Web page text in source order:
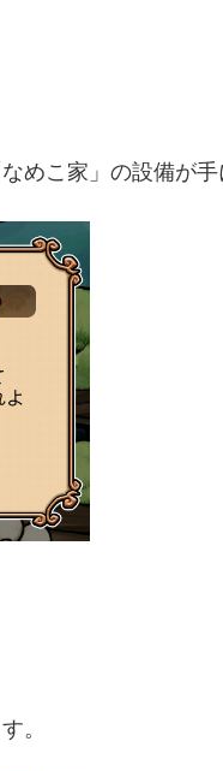
めこ家」の設備が手
。